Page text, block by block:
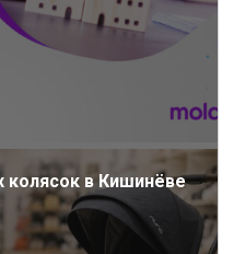
колясок в Кишинёве